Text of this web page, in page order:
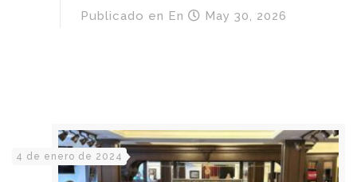
Publicado en En May 30, 2026
4 de enero de 2024